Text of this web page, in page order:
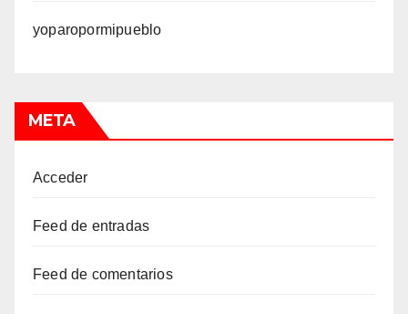
yoparopormipueblo
META
Acceder
Feed de entradas
Feed de comentarios